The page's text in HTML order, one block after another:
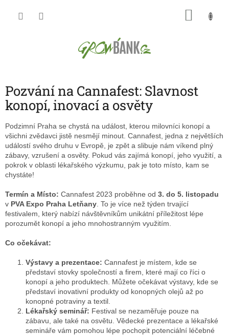
Pozvání na Cannafest: Slavnost
konopí, inovací a osvěty
Podzimní Praha se chystá na událost, kterou milovníci konopí a
všichni zvědavci jistě nesmějí minout. Cannafest, jedna z největších
událostí svého druhu v Evropě, je zpět a slibuje nám víkend plný
zábavy, vzrušení a osvěty. Pokud vás zajímá konopí, jeho využití, a
pokrok v oblasti lékařského výzkumu, pak je toto místo, kam se
chystáte!
Termín a Místo: Cannafest 2023 proběhne od 3. do 5. listopadu
v PVA Expo Praha Letňany . To je více než týden trvající
festivalem, který nabízí návštěvníkům unikátní příležitost lépe
porozumět konopí a jeho mnohostranným využitím.
Co očekávat:
Výstavy a prezentace: Cannafest je místem, kde se
představí stovky společností a firem, které mají co říci o
konopí a jeho produktech. Můžete očekávat výstavy, kde se
představí inovativní produkty od konopných olejů až po
konopné potraviny a textil.
Lékařský seminář: Festival se nezaměřuje pouze na
zábavu, ale také na osvětu. Vědecké prezentace a lékařské
semináře vám pomohou lépe pochopit potenciální léčebné